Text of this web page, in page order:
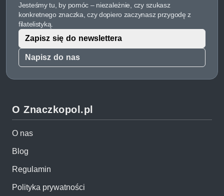
Jesteśmy tu, by pomóc – niezależnie, czy szukasz
konkretnego znaczka, czy dopiero zaczynasz przygodę z
filatelistyką.
Napisz do nas
Zapisz się do newslettera
O Znaczkopol.pl
O nas
Blog
Regulamin
Polityka prywatności